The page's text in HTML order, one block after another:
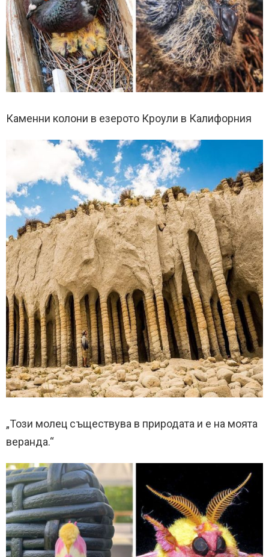
Каменни колони в езерото Кроули в Калифорния
„Този молец съществува в природата и е на моята
веранда.“